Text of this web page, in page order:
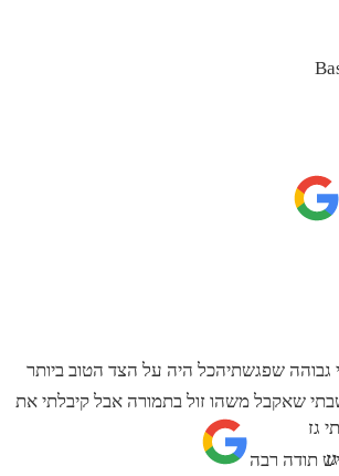
גבוהה שפגשתיהכל היה על הצד הטוב ביותר
שאקבל משהו זול בתמורה אבל קיבלתי את
תודה רבה